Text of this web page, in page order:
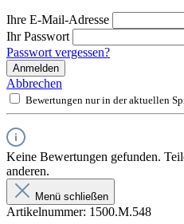
Ihre E-Mail-Adresse
Ihr Passwort
Passwort vergessen?
Anmelden
Abbrechen
Bewertungen nur in der aktuellen
Keine Bewertungen gefunden.
anderen.
Menü schließen
Artikelnummer: 1500.M.548